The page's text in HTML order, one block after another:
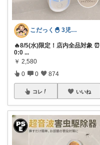
こだっく🐣 3児のママ
🔥8/5(水)限定！店内全品対象 ⏰
0:0 ...
￥ 2,580
0 0 874
コレ いいね